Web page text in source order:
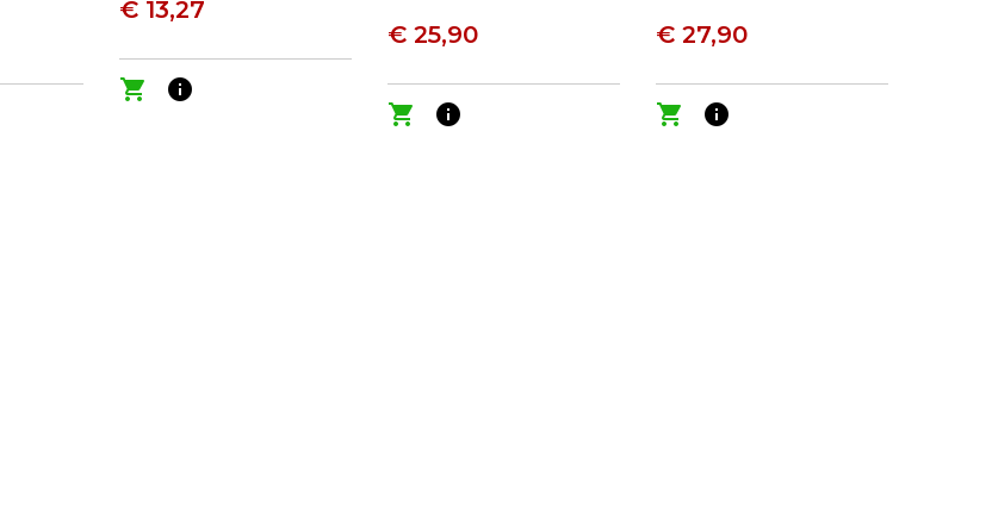
€ 13,27
shopping_cart info
€ 25,90
shopping_cart info
€ 27,90
shopping_cart info